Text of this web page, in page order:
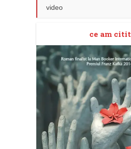
video
ce am citit